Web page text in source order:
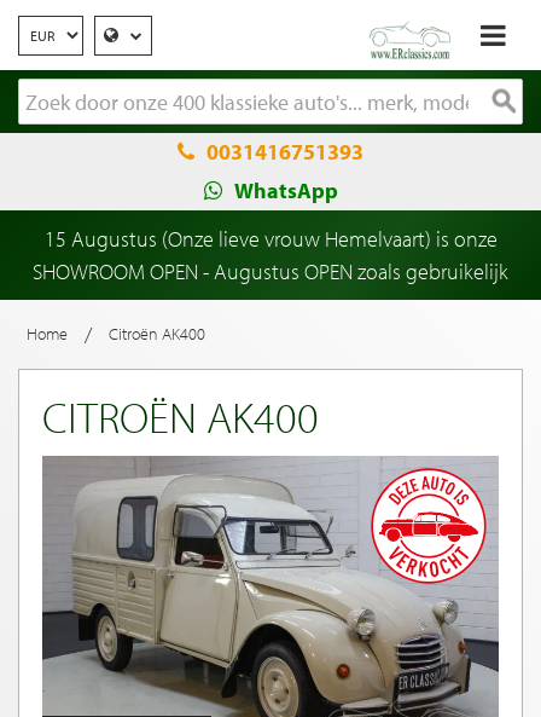
0031416751393
WhatsApp
15 Augustus (Onze lieve vrouw Hemelvaart) is onze
SHOWROOM OPEN - Augustus OPEN zoals gebruikelijk
Home / Citroën AK400
CITROËN AK400